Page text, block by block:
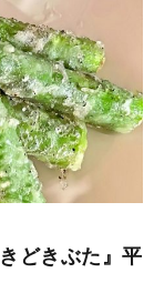
どきぶた』平